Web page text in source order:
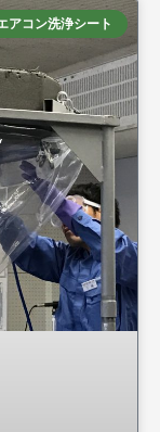
アコン洗浄シート